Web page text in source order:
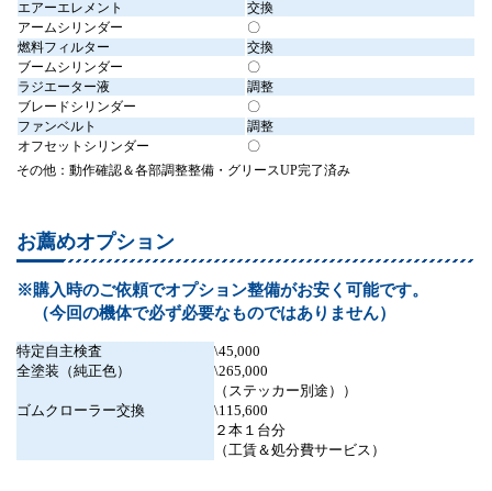
エアーエレメント
交換
アームシリンダー
〇
燃料フィルター
交換
ブームシリンダー
〇
ラジエーター液
調整
ブレードシリンダー
〇
ファンベルト
調整
オフセットシリンダー
〇
その他：動作確認＆各部調整整備・グリースUP完了済み
お薦めオプション
※購入時のご依頼でオプション整備がお安く可能です。
（今回の機体で必ず必要なものではありません）
特定自主検査
\45,000
全塗装（純正色）
\265,000
（ステッカー別途））
ゴムクローラー交換
\115,600
２本１台分
（工賃＆処分費サービス）